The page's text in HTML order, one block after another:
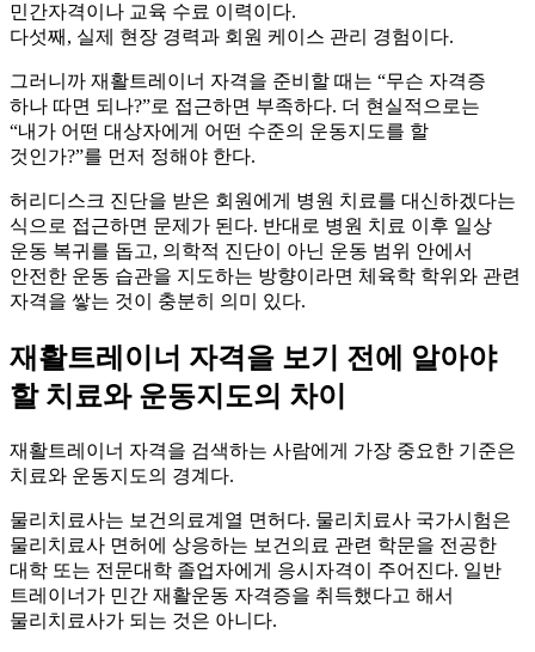
민간자격이나 교육 수료 이력이다.
다섯째, 실제 현장 경력과 회원 케이스 관리 경험이다.
그러니까 재활트레이너 자격을 준비할 때는 “무슨 자격증
하나 따면 되나?”로 접근하면 부족하다. 더 현실적으로는
“내가 어떤 대상자에게 어떤 수준의 운동지도를 할
것인가?”를 먼저 정해야 한다.
허리디스크 진단을 받은 회원에게 병원 치료를 대신하겠다는
식으로 접근하면 문제가 된다. 반대로 병원 치료 이후 일상
운동 복귀를 돕고, 의학적 진단이 아닌 운동 범위 안에서
안전한 운동 습관을 지도하는 방향이라면 체육학 학위와 관련
자격을 쌓는 것이 충분히 의미 있다.
재활트레이너 자격을 보기 전에 알아야
할 치료와 운동지도의 차이
재활트레이너 자격을 검색하는 사람에게 가장 중요한 기준은
치료와 운동지도의 경계다.
물리치료사는 보건의료계열 면허다. 물리치료사 국가시험은
물리치료사 면허에 상응하는 보건의료 관련 학문을 전공한
대학 또는 전문대학 졸업자에게 응시자격이 주어진다. 일반
트레이너가 민간 재활운동 자격증을 취득했다고 해서
물리치료사가 되는 것은 아니다.